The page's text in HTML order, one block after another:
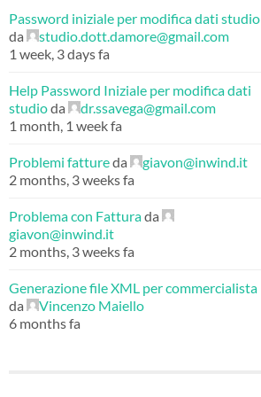
Password iniziale per modifica dati studio
da
studio.dott.damore@gmail.com
1 week, 3 days fa
Help Password Iniziale per modifica dati
studioda
dr.ssavega@gmail.com
1 month, 1 week fa
Problemi fattureda
giavon@inwind.it
2 months, 3 weeks fa
Problema con Fatturada
giavon@inwind.it
2 months, 3 weeks fa
Generazione file XML per commercialista
da
Vincenzo Maiello
6 months fa